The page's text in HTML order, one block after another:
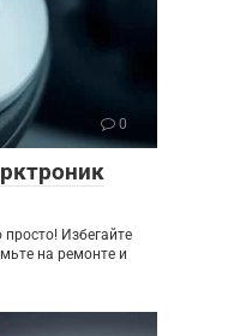
0
Избегайте
на ремонте и